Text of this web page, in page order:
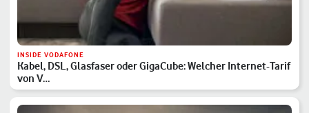
INSIDE VODAFONE
Kabel, DSL, Glasfaser oder GigaCube: Welcher Internet-Tarif
von V…